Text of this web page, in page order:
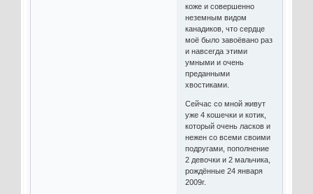
коже и совершенно
неземным видом
канадиков, что сердце
моё было завоёвано раз
и навсегда этими
умными и очень
преданными
хвостиками.
Сейчас со мной живут
уже 4 кошечки и котик,
который очень ласков и
нежен со всеми своими
подругами, пополнение
2 девочки и 2 мальчика,
рождённые 24 января
2009г.